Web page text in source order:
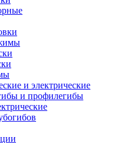
и электрические
и профилегибы